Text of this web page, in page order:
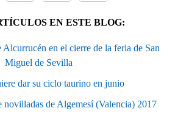
EN ESTE BLOG:
Alcurrucén en el cierre de la feria de San
Miguel de Sevilla
dar su ciclo taurino en junio
novilladas de Algemesí (Valencia) 2017